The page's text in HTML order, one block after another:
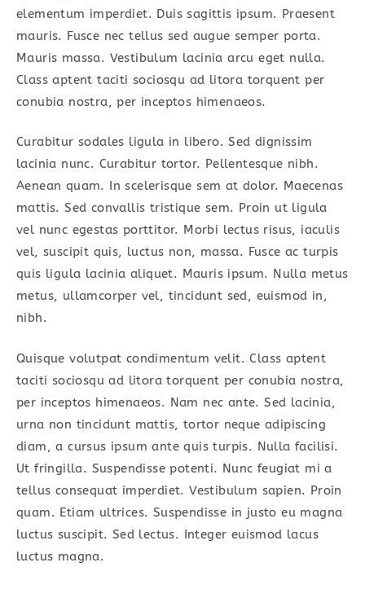
elementum imperdiet. Duis sagittis ipsum. Praesent
mauris. Fusce nec tellus sed augue semper porta.
Mauris massa. Vestibulum lacinia arcu eget nulla.
Class aptent taciti sociosqu ad litora torquent per
conubia nostra, per inceptos himenaeos.
Curabitur sodales ligula in libero. Sed dignissim
lacinia nunc. Curabitur tortor. Pellentesque nibh.
Aenean quam. In scelerisque sem at dolor. Maecenas
mattis. Sed convallis tristique sem. Proin ut ligula
vel nunc egestas porttitor. Morbi lectus risus, iaculis
vel, suscipit quis, luctus non, massa. Fusce ac turpis
quis ligula lacinia aliquet. Mauris ipsum. Nulla metus
metus, ullamcorper vel, tincidunt sed, euismod in,
nibh.
Quisque volutpat condimentum velit. Class aptent
taciti sociosqu ad litora torquent per conubia nostra,
per inceptos himenaeos. Nam nec ante. Sed lacinia,
urna non tincidunt mattis, tortor neque adipiscing
diam, a cursus ipsum ante quis turpis. Nulla facilisi.
Ut fringilla. Suspendisse potenti. Nunc feugiat mi a
tellus consequat imperdiet. Vestibulum sapien. Proin
quam. Etiam ultrices. Suspendisse in justo eu magna
luctus suscipit. Sed lectus. Integer euismod lacus
luctus magna.